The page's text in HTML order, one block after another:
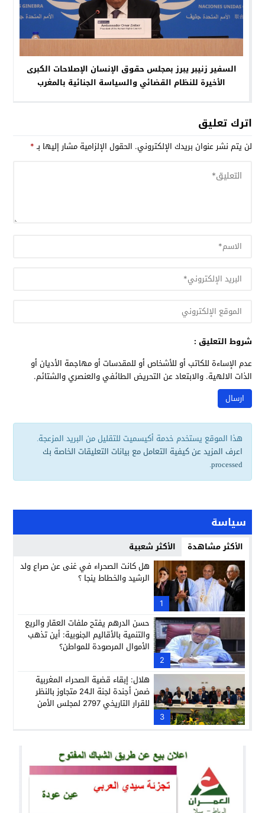
السفير زنيبر يبرز بمجلس حقوق الإنسان الإصلاحات الكبرى
الأخيرة للنظام القضائي والسياسة الجنائية بالمغرب
اترك تعليق
لن يتم نشر عنوان بريدك الإلكتروني. الحقول الإلزامية مشار إليها بـ*
شروط التعليق :
عدم الإساءة للكاتب أو للأشخاص أو للمقدسات أو مهاجمة الأديان أو
الذات الالهية. والابتعاد عن التحريض الطائفي والعنصري والشتائم.
هذا الموقع يستخدم خدمة أكيسميت للتقليل من البريد المزعجة.
اعرف المزيد عن كيفية التعامل مع بيانات التعليقات الخاصة بك
processed
.
سياسة
الأكثر مشاهدة الأكثر شعبية
1
هل كانت الصحراء في غنى عن صراع ولد
الرشيد والخطاط ينجا ؟
2
حسن الدرهم يفتح ملفات العقار والريع
والتنمية بالأقاليم الجنوبية: أين تذهب
الأموال المرصودة للمواطن؟
3
هلال: إبقاء قضية الصحراء المغربية
ضمن أجندة لجنة الـ24 متجاوز بالنظر
للقرار التاريخي 2797 لمجلس الأمن